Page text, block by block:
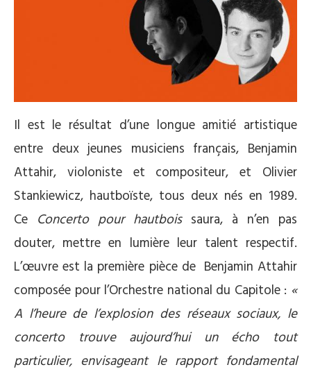
Il est le résultat d’une longue amitié artistique
entre deux jeunes musiciens français, Benjamin
Attahir, violoniste et compositeur, et Olivier
Stankiewicz, hautboïste, tous deux nés en 1989.
Ce Concerto pour hautboissaura, à n’en pas
douter, mettre en lumière leur talent respectif.
L’œuvre est la première pièce de Benjamin Attahir
composée pour l’Orchestre national du Capitole : «
A l’heure de l’explosion des réseaux sociaux, le
concerto trouve aujourd’hui un écho tout
particulier, envisageant le rapport fondamental